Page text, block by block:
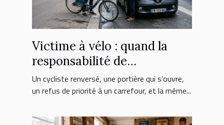
Victime à vélo : quand la
responsabilité de
l’automobiliste est engagée
Un cycliste renversé, une portière qui s’ouvre,
un refus de priorité à un carrefour, et la même...